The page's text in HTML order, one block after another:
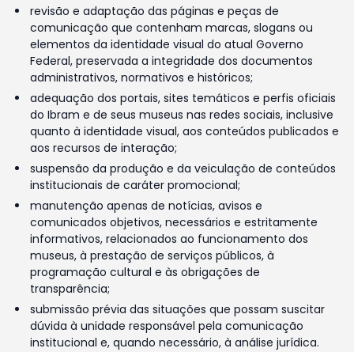
revisão e adaptação das páginas e peças de
comunicação que contenham marcas, slogans ou
elementos da identidade visual do atual Governo
Federal, preservada a integridade dos documentos
administrativos, normativos e históricos;
adequação dos portais, sites temáticos e perfis oficiais
do Ibram e de seus museus nas redes sociais, inclusive
quanto à identidade visual, aos conteúdos publicados e
aos recursos de interação;
suspensão da produção e da veiculação de conteúdos
institucionais de caráter promocional;
manutenção apenas de notícias, avisos e
comunicados objetivos, necessários e estritamente
informativos, relacionados ao funcionamento dos
museus, à prestação de serviços públicos, à
programação cultural e às obrigações de
transparência;
submissão prévia das situações que possam suscitar
dúvida à unidade responsável pela comunicação
institucional e, quando necessário, à análise jurídica.